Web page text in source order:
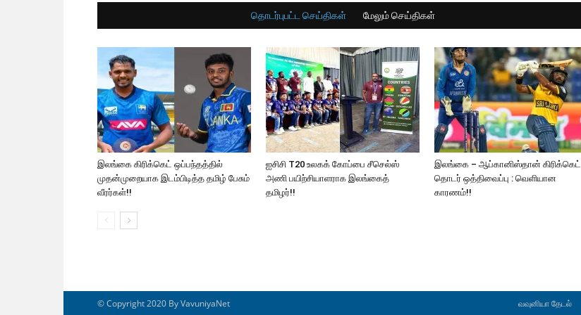
தொடர்புபட்ட செய்திகள் மேலும் செய்திகள்
இலங்கை கிரிக்கெட் ஒப்பந்தத்தில்
முதன்முறையாக இடம்பிடித்த தமிழ் பேசும்
வீரர்கள்!!
ஐசிசி T20 உலகக் கோப்பை சீசெல்ஸ்
அணி பயிற்சியாளராக இலங்கைத்
தமிழர்!!
இலங்கை – ஆப்கானிஸ்தான் கிரிக்கெட்
தொடர் ஒத்திவைப்பு : வெளியான
காரணம்!!
வவுனியா தேடல்
© Copyright 2020 By VavuniyaNet